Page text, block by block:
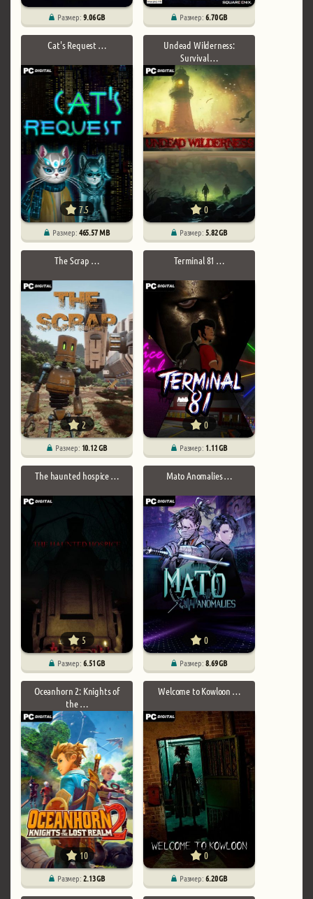
Размер:9.06 GB Размер:6.70 GB
Cat's Request …
7.5
Размер:465.57 MB
Undead Wilderness:
Survival …
0
Размер:5.82 GB
The Scrap …
2
Размер: 10.12 GB
Terminal 81 …
0
Размер: 1.11 GB
The haunted hospice …
5
Размер:6.51 GB
Mato Anomalies …
0
Размер:8.69 GB
Oceanhorn 2: Knights of
the …
10
Размер:2.13 GB
Welcome to Kowloon …
0
Размер:6.20 GB